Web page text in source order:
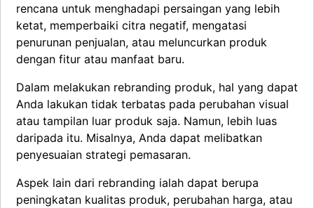
rencana untuk menghadapi persaingan yang lebih
ketat, memperbaiki citra negatif, mengatasi
penurunan penjualan, atau meluncurkan produk
dengan fitur atau manfaat baru.
Dalam melakukan rebranding produk, hal yang dapat
Anda lakukan tidak terbatas pada perubahan visual
atau tampilan luar produk saja. Namun, lebih luas
daripada itu. Misalnya, Anda dapat melibatkan
penyesuaian strategi pemasaran.
Aspek lain dari rebranding ialah dapat berupa
peningkatan kualitas produk, perubahan harga, atau